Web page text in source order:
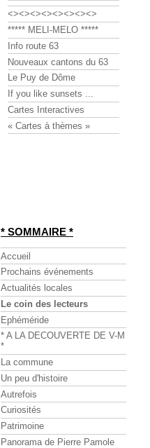
<><><><><><><><>
***** MELI-MELO *****
Info route 63
Nouveaux cantons du 63
Le Puy de Dôme
If you like sunsets ...
Cartes Interactives
« Cartes à thèmes »
* SOMMAIRE *
Accueil
Prochains événements
Actualités locales
Le coin des lecteurs
Ephéméride
* A LA DECOUVERTE DE V-M
*
La commune
Un peu d'histoire
Autrefois
Curiosités
Patrimoine
Panorama de Pierre Pamole